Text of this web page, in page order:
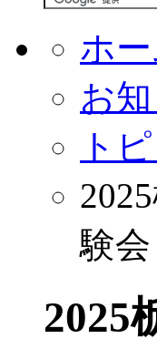
ホ
お
ト
験
2025